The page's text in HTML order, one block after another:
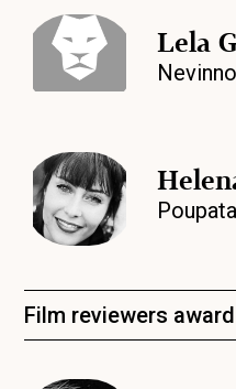
Lela
Poupata
Film reviewers award